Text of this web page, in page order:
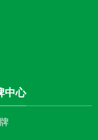
中心